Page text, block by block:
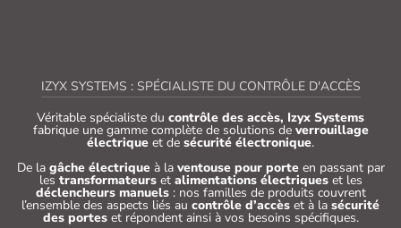
IZYX SYSTEMS : SPÉCIALISTE DU CONTRÔLE D'ACCÈS
Véritable spécialiste du contrôle des accès, Izyx Systems
fabrique une gamme complète de solutions de verrouillage
électrique et de sécurité électronique.
De la gâche électriqueà la ventouse pour porteen passant par
les transformateurset alimentations électriqueset les
déclencheurs manuels: nos familles de produits couvrent
l’ensemble des aspects liés au contrôle d’accès et à la sécurité
des porteset répondent ainsi à vos besoins spécifiques.